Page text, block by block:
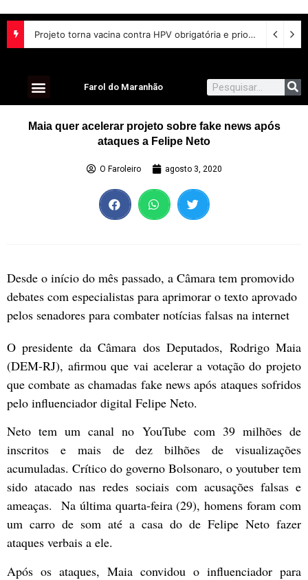
Projeto torna vacina contra HPV obrigatória e prioriza testes moleculares para câncer de colo do útero
Farol do Maranhão
Maia quer acelerar projeto sobre fake news após
ataques a Felipe Neto
O Faroleiro agosto 3, 2020
Desde o início do mês passado, a Câmara tem promovido
debates com especialistas para aprimorar o texto aprovado
pelos senadores para combater notícias falsas na internet
O presidente da Câmara dos Deputados, Rodrigo Maia
(DEM-RJ), afirmou que vai acelerar a votação do projeto
que combate as chamadas fake news após ataques sofridos
pelo influenciador digital Felipe Neto.
Neto tem um canal no YouTube com 39 milhões de
inscritos e mais de dez bilhões de visualizações
acumuladas. Crítico do governo Bolsonaro, o youtuber tem
sido atacado nas redes sociais com acusações falsas e
ameaças. Na última quarta-feira (29), homens foram com
um carro de som até a casa do de Felipe Neto fazer
ataques verbais a ele.
Após os ataques, Maia convidou o influenciador para